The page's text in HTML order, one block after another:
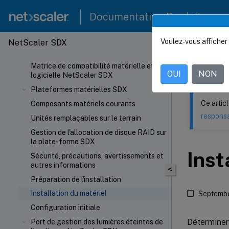
Documentation Produit
NetScaler SDX
Matrice de compatibilité matérielle et
logicielle NetScaler SDX
Plateformes matérielles SDX
Composants matériels courants
Unités remplaçables sur le terrain
Gestion de l'allocation de disque RAID sur
la plate-forme SDX
Sécurité, précautions, avertissements et
autres informations
Préparation de l'installation
Installation du matériel
Configuration initiale
Port de gestion des lumières éteintes de
Ce contenu a
<
Ce
Voulez-vous
OUI NON